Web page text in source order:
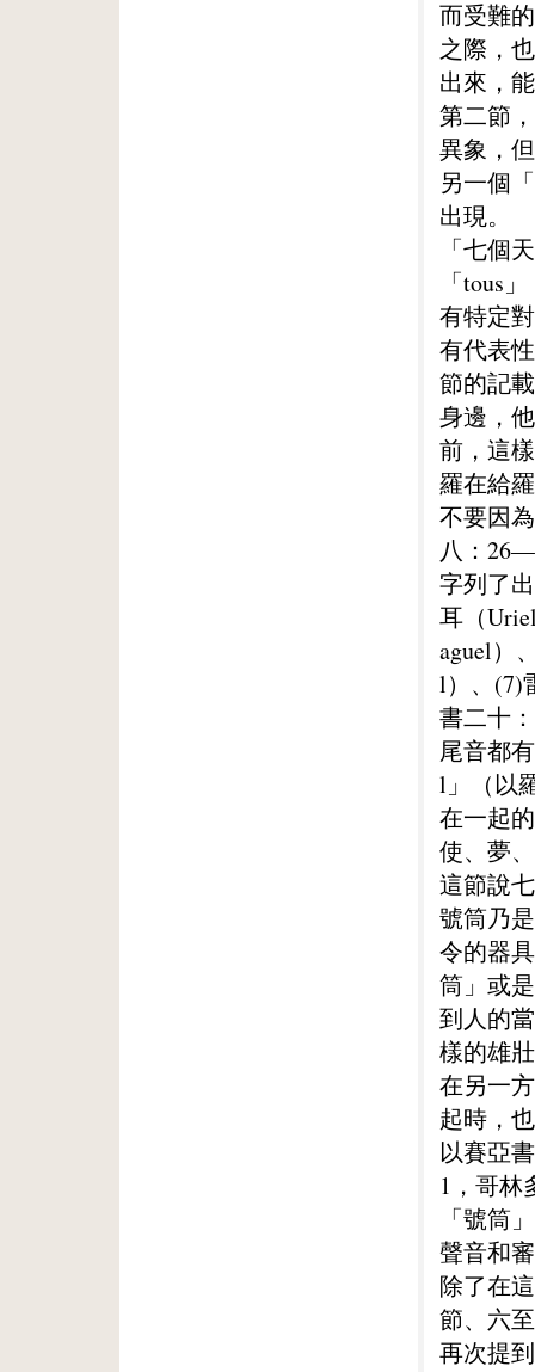
而受難
之際，
出來，
第二節
異象，
另一個
出現。
「七個
「tous
有特定
有代表
節的記
身邊，
前，這
羅在給
不要因
八：
字列了
耳（
aguel）
l）、(7)
書二十
尾音都
l」（以
在一起
使、夢
這節說
號筒乃
令的器
筒」或
到人的
樣的雄
在另一
起時，
以賽亞
1，哥林
「號筒
聲音和
除了在
節、六
再次提